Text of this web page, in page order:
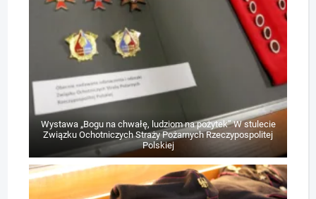
Wystawa „Bogu na chwałę, ludziom na pożytek” W stulecie
Związku Ochotniczych Straży Pożarnych Rzeczypospolitej
Polskiej